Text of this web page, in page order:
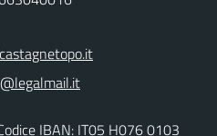
IBAN: IT05 H076 0103